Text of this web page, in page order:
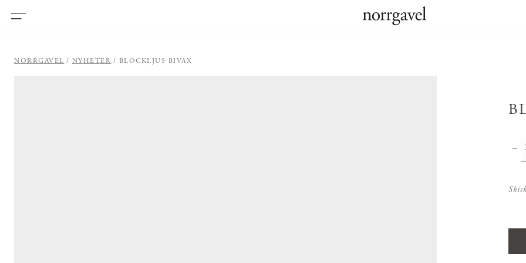
NORRGAVEL NYHETER BLOCKLJUS BIVAX